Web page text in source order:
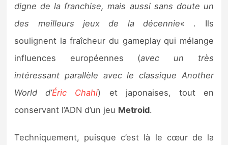
Sorties de jeux
Bons plans
Guides
digne de la franchise, mais aussi sans doute un
des meilleurs jeux de la décennie« . Ils
soulignent la fraîcheur du gameplay qui mélange
influences européennes (avec un très
intéressant parallèle avec le classique Another
World d’Éric Chahi) et japonaises, tout en
conservant l’ADN d’un jeu Metroid.
Techniquement, puisque c’est là le cœur de la